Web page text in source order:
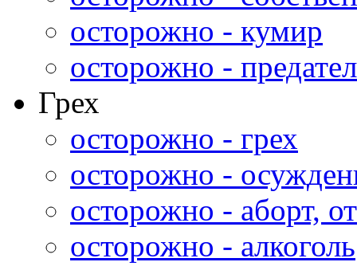
осторожно - кумир
осторожно -
Грех
осторожно - грех
осторожно -
осторожно - аборт,
осторожно - алкоголь